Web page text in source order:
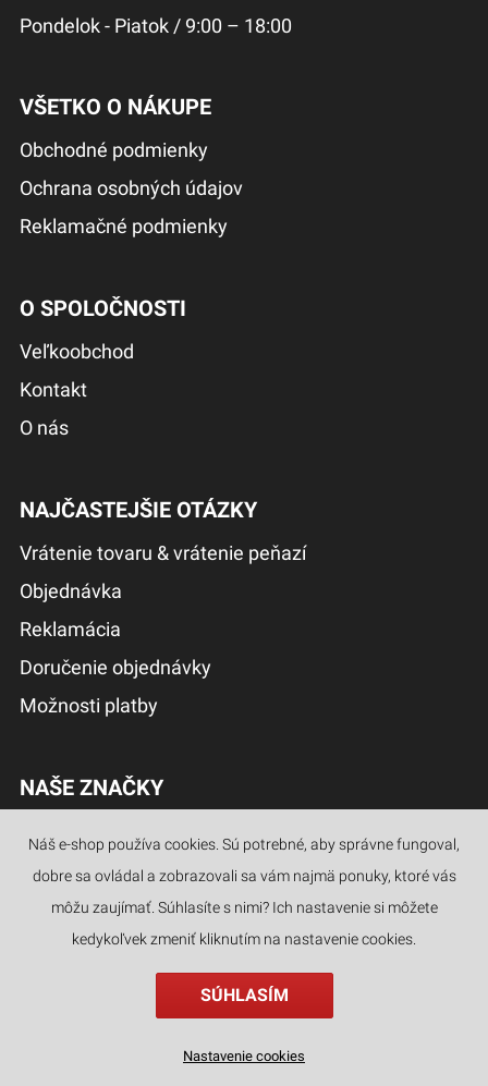
Pondelok - Piatok / 9:00 – 18:00
VŠETKO O NÁKUPE
Obchodné podmienky
Ochrana osobných údajov
Reklamačné podmienky
O SPOLOČNOSTI
Veľkoobchod
Kontakt
O nás
NAJČASTEJŠIE OTÁZKY
Vrátenie tovaru & vrátenie peňazí
Objednávka
Reklamácia
Doručenie objednávky
Možnosti platby
NAŠE ZNAČKY
Náš e-shop používa cookies. Sú potrebné, aby správne fungoval,
dobre sa ovládal a zobrazovali sa vám najmä ponuky, ktoré vás
môžu zaujímať. Súhlasíte s nimi? Ich nastavenie si môžete
kedykoľvek zmeniť kliknutím na nastavenie cookies.
SÚHLASÍM
Nastavenie cookies